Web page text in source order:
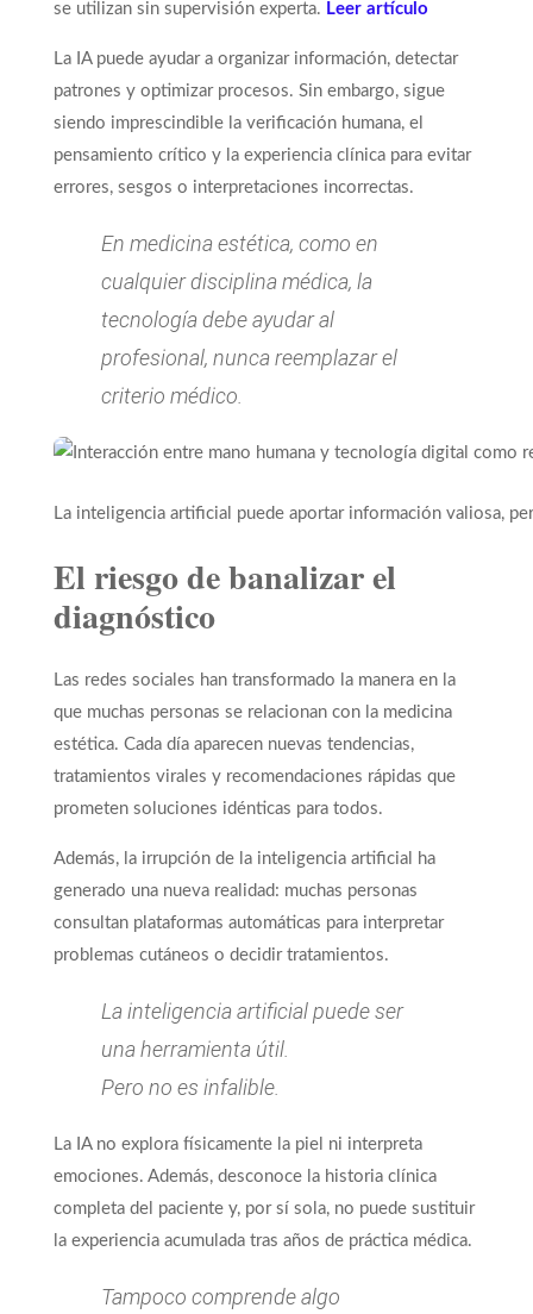
se utilizan sin supervisión experta. Leer artículo
La IA puede ayudar a organizar información, detectar
patrones y optimizar procesos. Sin embargo, sigue
siendo imprescindible la verificación humana, el
pensamiento crítico y la experiencia clínica para evitar
errores, sesgos o interpretaciones incorrectas.
En medicina estética, como en
cualquier disciplina médica, la
tecnología debe ayudar al
profesional, nunca reemplazar el
criterio médico.
La inteligencia artificial puede aportar información valiosa,
El riesgo de banalizar el
diagnóstico
Las redes sociales han transformado la manera en la
que muchas personas se relacionan con la medicina
estética. Cada día aparecen nuevas tendencias,
tratamientos virales y recomendaciones rápidas que
prometen soluciones idénticas para todos.
Además, la irrupción de la inteligencia artificial ha
generado una nueva realidad: muchas personas
consultan plataformas automáticas para interpretar
problemas cutáneos o decidir tratamientos.
La inteligencia artificial puede ser
una herramienta útil.
Pero no es infalible.
La IA no explora físicamente la piel ni interpreta
emociones. Además, desconoce la historia clínica
completa del paciente y, por sí sola, no puede sustituir
la experiencia acumulada tras años de práctica médica.
Tampoco comprende algo